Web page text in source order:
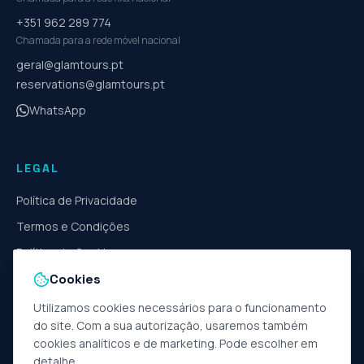
+351 962 289 774
Chamada para a rede móvel nacional
geral@glamtours.pt
reservations@glamtours.pt
WhatsApp
LEGAL
Política de Privacidade
Termos e Condições
Política de Cookies
Livro de Reclamações
Gerir cookies
Cookies
Utilizamos cookies necessários para o funcionamento
do site. Com a sua autorização, usaremos também
cookies analíticos e de marketing. Pode escolher em